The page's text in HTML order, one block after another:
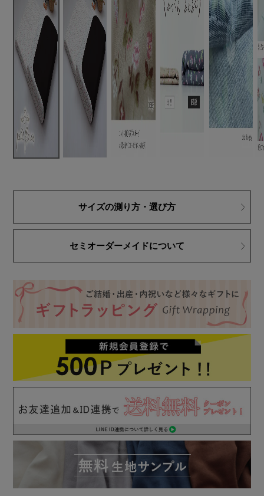
サイズの測り方・選び方
セミオーダーメイドについて